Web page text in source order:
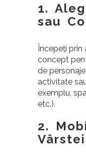
1.
sau
Începeți prin
concept
de
activitate
exemplu,
etc.).
2.